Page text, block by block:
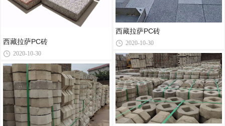
西藏拉萨PC砖
2020-10-30
西藏拉萨PC砖
2020-10-30